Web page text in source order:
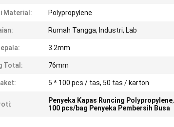
Material: Polypropylene
Rumah Tangga, Industri, Lab
3.2mm
Total: 76mm
5 * 100 pcs / tas, 50 tas / karton
Penyeka Kapas Runcing Polypropylene,
100 pcs/bag Penyeka Pembersih Busa